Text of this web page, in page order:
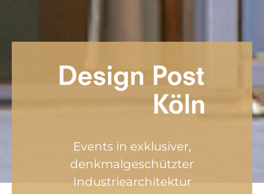
Events in exklusiver,
denkmalgeschützter
Industriearchitektur